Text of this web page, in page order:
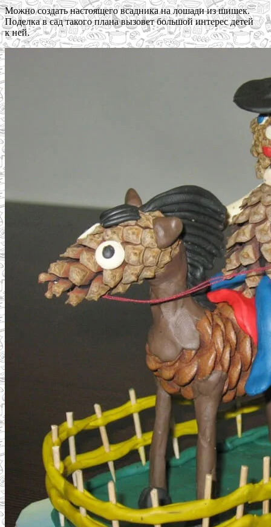
Можно создать настоящего всадника на лошади из шишек.
Поделка в сад такого плана вызовет большой интерес детей
к ней.